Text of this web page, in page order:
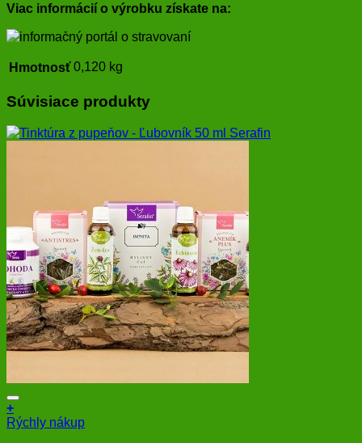
Viac informácií o výrobku získate na:
Hmotnosť 0,120 kg
Súvisiace produkty
+
Rýchly nákup